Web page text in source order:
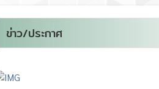
ข่าว/ประกาศ